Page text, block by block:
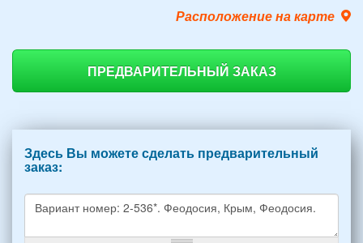
Расположение на карте
ПРЕДВАРИТЕЛЬНЫЙ ЗАКАЗ
Здесь Вы можете сделать предварительный
заказ: